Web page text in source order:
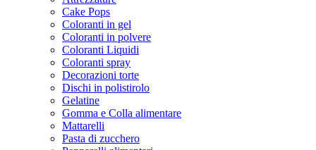
Cake Pops
Coloranti in gel
Coloranti in polvere
Coloranti Liquidi
Coloranti spray
Decorazioni torte
Dischi in polistirolo
Gelatine
Gomma e Colla alimentare
Mattarelli
Pasta di zucchero